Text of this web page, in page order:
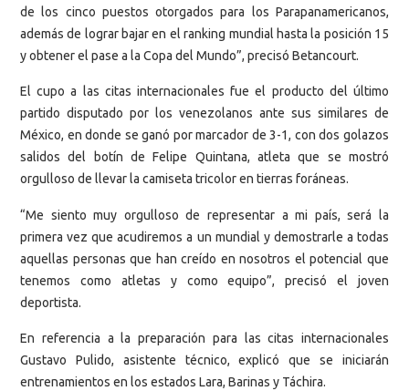
de los cinco puestos otorgados para los Parapanamericanos,
además de lograr bajar en el ranking mundial hasta la posición 15
y obtener el pase a la Copa del Mundo”, precisó Betancourt.
El cupo a las citas internacionales fue el producto del último
partido disputado por los venezolanos ante sus similares de
México, en donde se ganó por marcador de 3-1, con dos golazos
salidos del botín de Felipe Quintana, atleta que se mostró
orgulloso de llevar la camiseta tricolor en tierras foráneas.
“Me siento muy orgulloso de representar a mi país, será la
primera vez que acudiremos a un mundial y demostrarle a todas
aquellas personas que han creído en nosotros el potencial que
tenemos como atletas y como equipo”, precisó el joven
deportista.
En referencia a la preparación para las citas internacionales
Gustavo Pulido, asistente técnico, explicó que se iniciarán
entrenamientos en los estados Lara, Barinas y Táchira.